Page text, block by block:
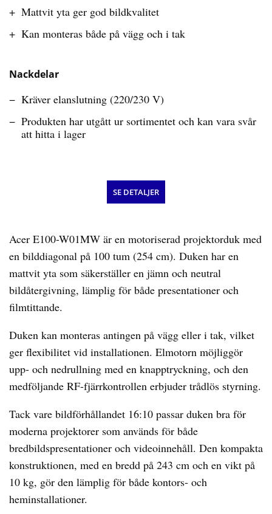
Acer E100-W01MW är en motoriserad projektorduk med
en bilddiagonal på 100 tum (254 cm). Duken har en
mattvit yta som säkerställer en jämn och neutral
bildåtergivning, lämplig för både presentationer och
filmtittande.
Duken kan monteras antingen på vägg eller i tak, vilket
ger flexibilitet vid installationen. Elmotorn möjliggör
upp- och nedrullning med en knapptryckning, och den
medföljande RF-fjärrkontrollen erbjuder trådlös styrning.
Tack vare bildförhållandet 16:10 passar duken bra för
moderna projektorer som används för både
bredbildspresentationer och videoinnehåll. Den kompakta
konstruktionen, med en bredd på 243 cm och en vikt på
10 kg, gör den lämplig för både kontors- och
heminstallationer.
Mattvit yta ger god bildkvalitet
Kan monteras både på vägg och i tak
Nackdelar
Kräver elanslutning (220/230 V)
Produkten har utgått ur sortimentet och kan vara svår
att hitta i lager
SE DETALJER